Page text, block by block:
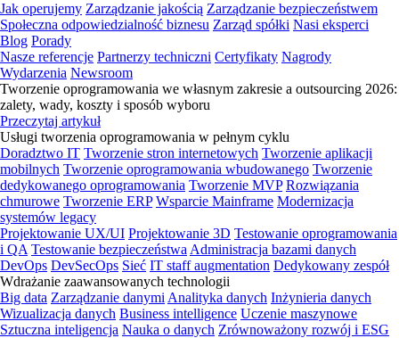
Jak operujemy Zarządzanie jakością Zarządzanie bezpieczeństwem
Społeczna odpowiedzialność biznesu Zarząd spółki Nasi eksperci
Blog Porady
Nasze referencje Partnerzy techniczni Certyfikaty Nagrody
Wydarzenia Newsroom
Tworzenie oprogramowania we własnym zakresie a outsourcing 2026:
zalety, wady, koszty i sposób wyboru
Przeczytaj artykuł
Usługi tworzenia oprogramowania w pełnym cyklu
Doradztwo IT Tworzenie stron internetowych Tworzenie aplikacji
mobilnych Tworzenie oprogramowania wbudowanego Tworzenie
dedykowanego oprogramowania Tworzenie MVP Rozwiązania
chmurowe Tworzenie ERP Wsparcie Mainframe Modernizacja
systemów legacy
Projektowanie UX/UI Projektowanie 3D Testowanie oprogramowania
i QA Testowanie bezpieczeństwa Administracja bazami danych
DevOps DevSecOps Sieć IT staff augmentation Dedykowany zespół
Wdrażanie zaawansowanych technologii
Big data Zarządzanie danymi Analityka danych Inżynieria danych
Wizualizacja danych Business intelligence Uczenie maszynowe
Sztuczna inteligencja Nauka o danych Zrównoważony rozwój i ESG